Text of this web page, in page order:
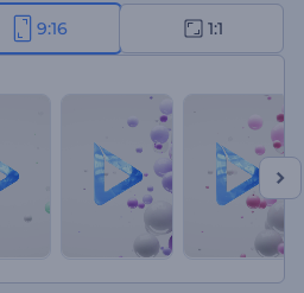
3D-Animation
9:16 1:1